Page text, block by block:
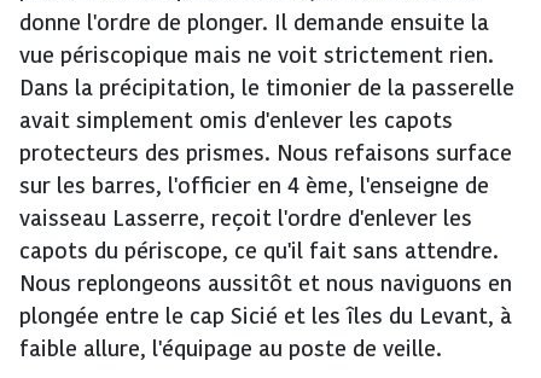
donne l'ordre de plonger. Il demande ensuite la
vue périscopique mais ne voit strictement rien.
Dans la précipitation, le timonier de la passerelle
avait simplement omis d'enlever les capots
protecteurs des prismes. Nous refaisons surface
sur les barres, l'officier en 4 ème, l'enseigne de
vaisseau Lasserre, reçoit l'ordre d'enlever les
capots du périscope, ce qu'il fait sans attendre.
Nous replongeons aussitôt et nous naviguons en
plongée entre le cap Sicié et les îles du Levant, à
faible allure, l'équipage au poste de veille.